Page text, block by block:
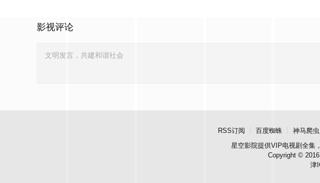
影视评论
RSS订阅 百度蜘蛛 神马爬虫
星空影院提供VIP电视剧全集
Copyright ©
津